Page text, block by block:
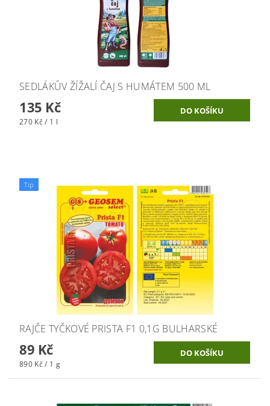
SEDLÁKŮV ŽÍŽALÍ ČAJ S HUMÁTEM 500 ML
135 Kč
270 Kč / 1 l
Tip
RAJČE TYČKOVÉ PRISTA F1 0,1G BULHARSKÉ
89 Kč
890 Kč / 1 g